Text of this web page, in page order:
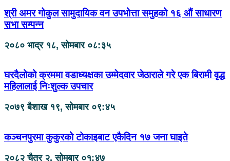
श्री अमर गोकुल सामुदायिक वन उपभोत्ता समुहको १६ औं साधारण
सभा सम्पन्न
२०८० भाद्र १८, सोमबार ०८:३५
घरदैलोको क्रममा वडाध्यक्षका उम्मेदवार जेठाराले गरे एक बिरामी वृद्ध
महिलालाई निःशुल्क उपचार
२०७९ बैशाख १९, सोमबार ०९:४५
कञ्चनपुरमा कुकुरको टोकाइबाट एकैदिन १७ जना घाइते
२०८२ चैत्र २, सोमबार ०१:४७